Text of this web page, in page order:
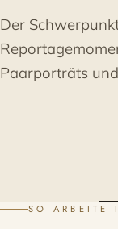
Der
Paarporträts
SO ARBEITE